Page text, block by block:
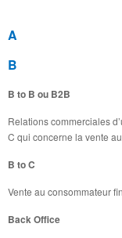
A
B
B to B ou B2B
Relations commerciales
C qui concerne la vente
B to C
Vente au consommateur
Back Office